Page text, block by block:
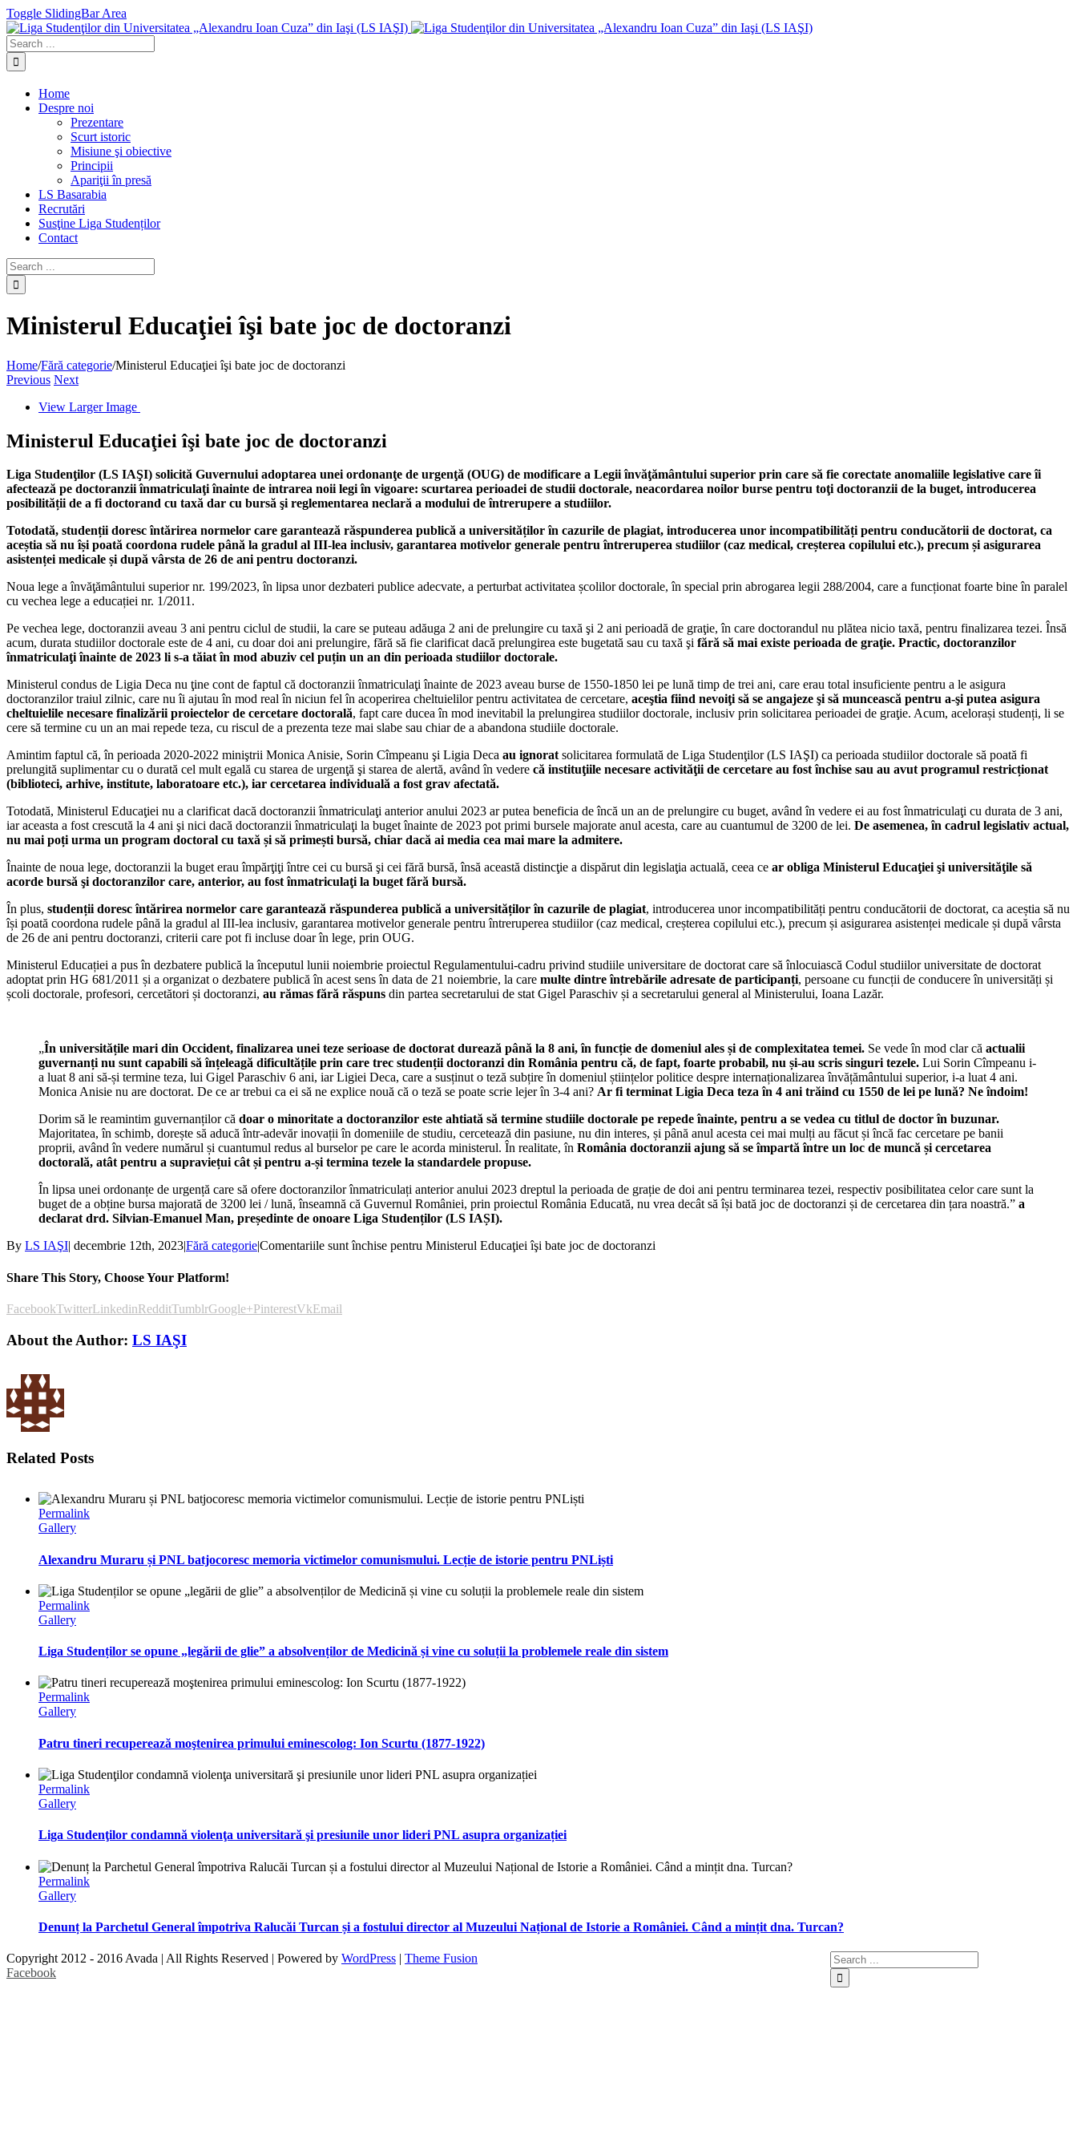
Toggle SlidingBar Area
Home
Despre noi
Prezentare
Scurt istoric
Misiune şi obiective
Principii
Apariţii în presă
LS Basarabia
Recrutări
Susţine Liga Studenților
Contact
Ministerul Educaţiei îşi bate joc de doctoranzi
Home/Fără categorie/Ministerul Educaţiei îşi bate joc de doctoranzi
Previous Next
View Larger Image
Ministerul Educaţiei îşi bate joc de doctoranzi
Liga Studenţilor (LS IAŞI) solicită Guvernului adoptarea unei ordonanţe de urgenţă (OUG) de modificare a Legii învăţământului superior prin care să fie corectate anomaliile legislative care îi
afectează pe doctoranzii înmatriculaţi înainte de intrarea noii legi în vigoare: scurtarea perioadei de studii doctorale, neacordarea noilor burse pentru toţi doctoranzii de la buget, introducerea
posibilității de a fi doctorand cu taxă dar cu bursă şi reglementarea neclară a modului de întrerupere a studiilor.
Totodată, studenții doresc întărirea normelor care garantează răspunderea publică a universităților în cazurile de plagiat, introducerea unor incompatibilități pentru conducătorii de doctorat, ca
aceștia să nu își poată coordona rudele până la gradul al III-lea inclusiv, garantarea motivelor generale pentru întreruperea studiilor (caz medical, creșterea copilului etc.), precum și asigurarea
asistenței medicale și după vârsta de 26 de ani pentru doctoranzi.
Noua lege a învăţământului superior nr. 199/2023, în lipsa unor dezbateri publice adecvate, a perturbat activitatea școlilor doctorale, în special prin abrogarea legii 288/2004, care a funcționat foarte bine în paralel
cu vechea lege a educației nr. 1/2011.
Pe vechea lege, doctoranzii aveau 3 ani pentru ciclul de studii, la care se puteau adăuga 2 ani de prelungire cu taxă şi 2 ani perioadă de graţie, în care doctorandul nu plătea nicio taxă, pentru finalizarea tezei. Însă
acum, durata studiilor doctorale este de 4 ani, cu doar doi ani prelungire, fără să fie clarificat dacă prelungirea este bugetată sau cu taxă şi fără să mai existe perioada de graţie. Practic, doctoranzilor
înmatriculaţi înainte de 2023 li s-a tăiat în mod abuziv cel puțin un an din perioada studiilor doctorale.
Ministerul condus de Ligia Deca nu ţine cont de faptul că doctoranzii înmatriculaţi înainte de 2023 aveau burse de 1550-1850 lei pe lună timp de trei ani, care erau total insuficiente pentru a le asigura
doctoranzilor traiul zilnic, care nu îi ajutau în mod real în niciun fel în acoperirea cheltuielilor pentru activitatea de cercetare, aceştia fiind nevoiţi să se angajeze şi să muncească pentru a-şi putea asigura
cheltuielile necesare finalizării proiectelor de cercetare doctorală, fapt care ducea în mod inevitabil la prelungirea studiilor doctorale, inclusiv prin solicitarea perioadei de graţie. Acum, acelorași studenți, li se
cere să termine cu un an mai repede teza, cu riscul de a prezenta teze mai slabe sau chiar de a abandona studiile doctorale.
Amintim faptul că, în perioada 2020-2022 miniştrii Monica Anisie, Sorin Cîmpeanu şi Ligia Deca au ignoratsolicitarea formulată de Liga Studenţilor (LS IAŞI) ca perioada studiilor doctorale să poată fi
prelungită suplimentar cu o durată cel mult egală cu starea de urgenţă şi starea de alertă, având în vedere că instituţiile necesare activităţii de cercetare au fost închise sau au avut programul restricționat
(biblioteci, arhive, institute, laboratoare etc.), iar cercetarea individuală a fost grav afectată.
Totodată, Ministerul Educaţiei nu a clarificat dacă doctoranzii înmatriculaţi anterior anului 2023 ar putea beneficia de încă un an de prelungire cu buget, având în vedere ei au fost înmatriculaţi cu durata de 3 ani,
iar aceasta a fost crescută la 4 ani şi nici dacă doctoranzii înmatriculaţi la buget înainte de 2023 pot primi bursele majorate anul acesta, care au cuantumul de 3200 de lei. De asemenea, în cadrul legislativ actual,
nu mai poți urma un program doctoral cu taxă și să primești bursă, chiar dacă ai media cea mai mare la admitere.
Înainte de noua lege, doctoranzii la buget erau împărţiţi între cei cu bursă şi cei fără bursă, însă această distincţie a dispărut din legislaţia actuală, ceea ce ar obliga Ministerul Educaţiei şi universităţile să
acorde bursă şi doctoranzilor care, anterior, au fost înmatriculaţi la buget fără bursă.
În plus, studenții doresc întărirea normelor care garantează răspunderea publică a universităților în cazurile de plagiat, introducerea unor incompatibilități pentru conducătorii de doctorat, ca aceștia să nu
își poată coordona rudele până la gradul al III-lea inclusiv, garantarea motivelor generale pentru întreruperea studiilor (caz medical, creșterea copilului etc.), precum și asigurarea asistenței medicale și după vârsta
de 26 de ani pentru doctoranzi, criterii care pot fi incluse doar în lege, prin OUG.
Ministerul Educației a pus în dezbatere publică la începutul lunii noiembrie proiectul Regulamentului-cadru privind studiile universitare de doctorat care să înlocuiască Codul studiilor universitate de doctorat
adoptat prin HG 681/2011 și a organizat o dezbatere publică în acest sens în data de 21 noiembrie, la care multe dintre întrebările adresate de participanți, persoane cu funcții de conducere în universități și
școli doctorale, profesori, cercetători și doctoranzi, au rămas fără răspuns din partea secretarului de stat Gigel Paraschiv și a secretarului general al Ministerului, Ioana Lazăr.
„În universitățile mari din Occident, finalizarea unei teze serioase de doctorat durează până la 8 ani, în funcție de domeniul ales și de complexitatea temei. Se vede în mod clar că actualii
guvernanți nu sunt capabili să înțeleagă dificultățile prin care trec studenții doctoranzi din România pentru că, de fapt, foarte probabil, nu și-au scris singuri tezele. Lui Sorin Cîmpeanu i-
a luat 8 ani să-și termine teza, lui Gigel Paraschiv 6 ani, iar Ligiei Deca, care a susținut o teză subțire în domeniul științelor politice despre internaționalizarea învățământului superior, i-a luat 4 ani.
Monica Anisie nu are doctorat. De ce ar trebui ca ei să ne explice nouă că o teză se poate scrie lejer în 3-4 ani? Ar fi terminat Ligia Deca teza în 4 ani trăind cu 1550 de lei pe lună? Ne îndoim!
Dorim să le reamintim guvernanților că doar o minoritate a doctoranzilor este ahtiată să termine studiile doctorale pe repede înainte, pentru a se vedea cu titlul de doctor în buzunar.
Majoritatea, în schimb, dorește să aducă într-adevăr inovații în domeniile de studiu, cercetează din pasiune, nu din interes, și până anul acesta cei mai mulți au făcut și încă fac cercetare pe banii
proprii, având în vedere numărul și cuantumul redus al burselor pe care le acorda ministerul. În realitate, în România doctoranzii ajung să se împartă între un loc de muncă și cercetarea
doctorală, atât pentru a supraviețui cât și pentru a-și termina tezele la standardele propuse.
În lipsa unei ordonanțe de urgență care să ofere doctoranzilor înmatriculați anterior anului 2023 dreptul la perioada de grație de doi ani pentru terminarea tezei, respectiv posibilitatea celor care sunt la
buget de a obține bursa majorată de 3200 lei / lună, înseamnă că Guvernul României, prin proiectul România Educată, nu vrea decât să își bată joc de doctoranzi și de cercetarea din țara noastră.” a
declarat drd. Silvian-Emanuel Man, președinte de onoare Liga Studenților (LS IAȘI).
By LS IAŞI| decembrie 12th, 2023|Fără categorie|Comentariile sunt închise pentru Ministerul Educaţiei îşi bate joc de doctoranzi
Share This Story, Choose Your Platform!
FacebookTwitterLinkedinRedditTumblrGoogle+PinterestVkEmail
About the Author: LS IAŞI
Related Posts
Permalink
Gallery
Alexandru Muraru și PNL batjocoresc memoria victimelor comunismului. Lecție de istorie pentru PNLiști
Permalink
Gallery
Liga Studenților se opune „legării de glie” a absolvenților de Medicină și vine cu soluții la problemele reale din sistem
Permalink
Gallery
Patru tineri recuperează moştenirea primului eminescolog: Ion Scurtu (1877-1922)
Permalink
Gallery
Liga Studenţilor condamnă violenţa universitară şi presiunile unor lideri PNL asupra organizației
Permalink
Gallery
Denunț la Parchetul General împotriva Ralucăi Turcan și a fostului director al Muzeului Național de Istorie a României. Când a mințit dna. Turcan?
Copyright 2012 - 2016 Avada | All Rights Reserved | Powered by WordPress | Theme Fusion
Facebook